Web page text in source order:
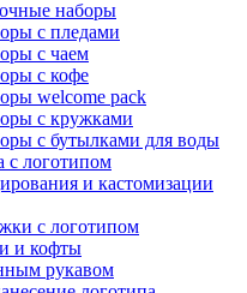
наборы
с пледами
с чаем
с кофе
welcome pack
с кружками
с бутылками для воды
с логотипом
и кастомизации
с логотипом
и кофты
рукавом